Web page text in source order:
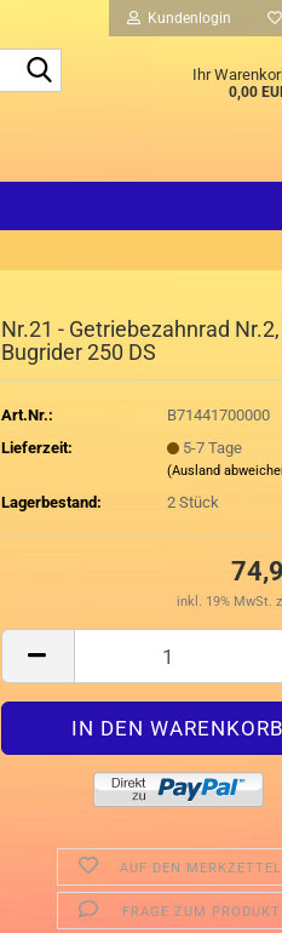
Kundenlogin
Ihr
0,00
Nr.21 - Getriebezahnrad Nr.2,
Bugrider 250 DS
Art.Nr.:
B71441700000
Lieferzeit:
5-7 Tage
(Ausland
Lagerbestand: 2 Stück
inkl. 19% MwSt.
AUF DEN MERKZETTEL
FRAGE ZUM PRODUKT